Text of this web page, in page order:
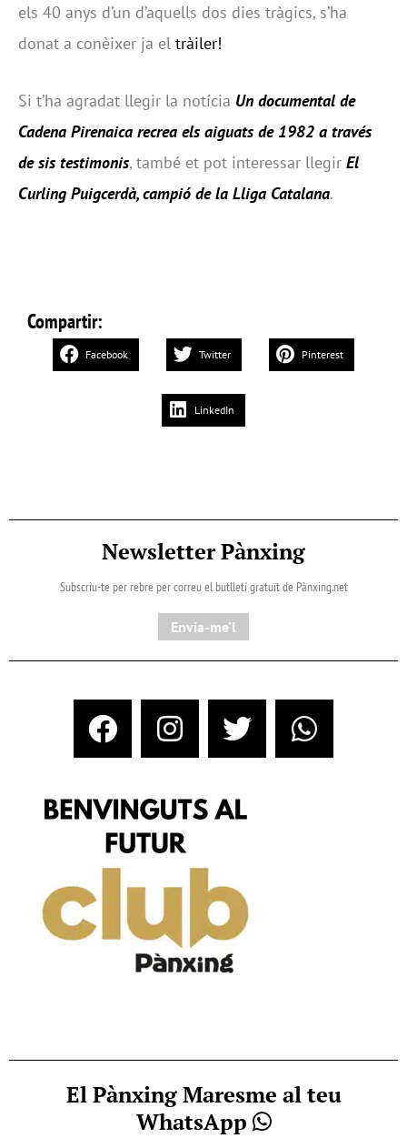
els 40 anys d’un d’aquells dos dies tràgics, s’ha
donat a conèixer ja el tràiler!
Si t’ha agradat llegir la notícia Un documental de
Cadena Pirenaica recrea els aiguats de 1982 a través
de sis testimonis, també et pot interessar llegir El
Curling Puigcerdà, campió de la Lliga Catalana.
Compartir:
Facebook Twitter Pinterest
LinkedIn
Newsletter Pànxing
Subscriu-te per rebre per correu el butlletí gratuït de Pànxing.net​
Envia-me'l
El Pànxing Maresme al teu
WhatsApp